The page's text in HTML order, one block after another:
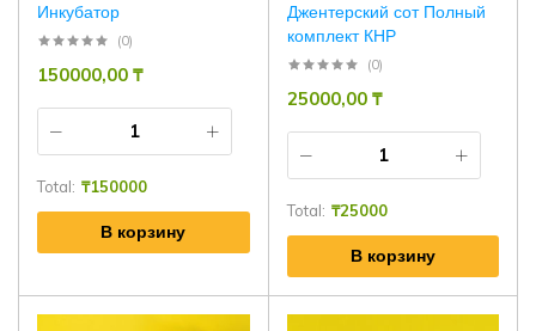
Инкубатор
(0)
150000,00 ₸
Total: ₸150000
В корзину
Джентерский сот Полный
комплект КНР
(0)
25000,00 ₸
Total: ₸25000
В корзину